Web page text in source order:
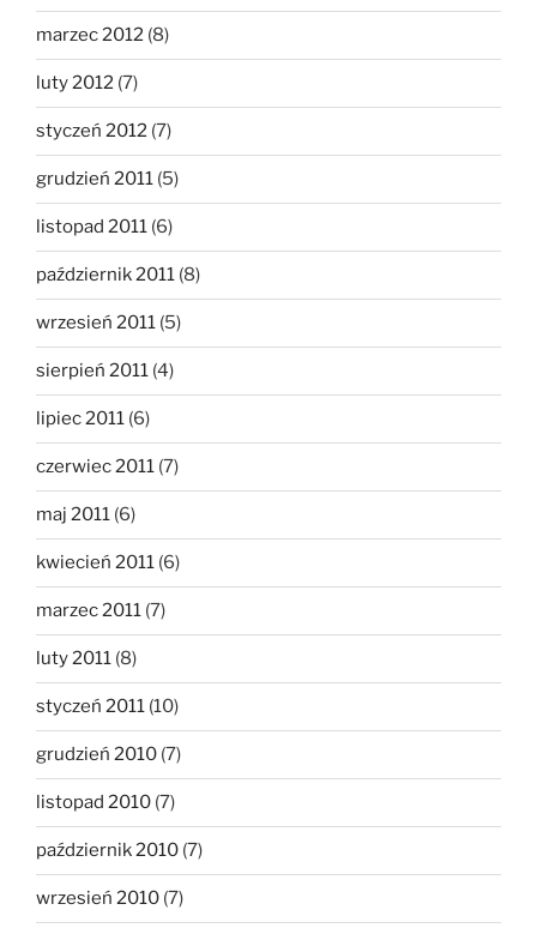
marzec 2012 (8)
luty 2012 (7)
styczeń 2012 (7)
grudzień 2011 (5)
listopad 2011 (6)
październik 2011 (8)
wrzesień 2011 (5)
sierpień 2011 (4)
lipiec 2011 (6)
czerwiec 2011 (7)
maj 2011 (6)
kwiecień 2011 (6)
marzec 2011 (7)
luty 2011 (8)
styczeń 2011 (10)
grudzień 2010 (7)
listopad 2010 (7)
październik 2010 (7)
wrzesień 2010 (7)